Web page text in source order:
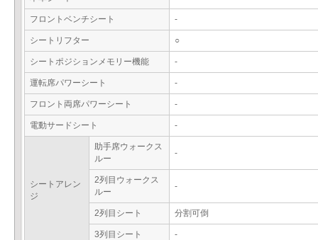
フロントベンチシート -
シートリフター ○
シートポジションメモリー機能 -
運転席パワーシート -
フロント両席パワーシート -
電動サードシート -
シートアレン
ジ
助手席ウォークス
ルー
-
2列目ウォークス
ルー
-
2列目シート 分割可倒
3列目シート -